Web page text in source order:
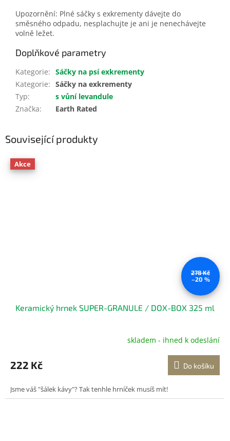
Upozornění: Plné sáčky s exkrementy dávejte do
směsného odpadu, nesplachujte je ani je nenechávejte
volně ležet.
Doplňkové parametry
Kategorie: Sáčky na psí exkrementy
Kategorie: Sáčky na exkrementy
Typ:
s vůní levandule
Značka: Earth Rated
Související produkty
Akce
278 Kč
–20 %
Keramický hrnek SUPER-GRANULE / DOX-BOX 325 ml
produktu
je
z
5
skladem - ihned k odeslání
222 Kč Do košíku
Jsme váš "šálek kávy"? Tak tenhle hrníček musíš mít!